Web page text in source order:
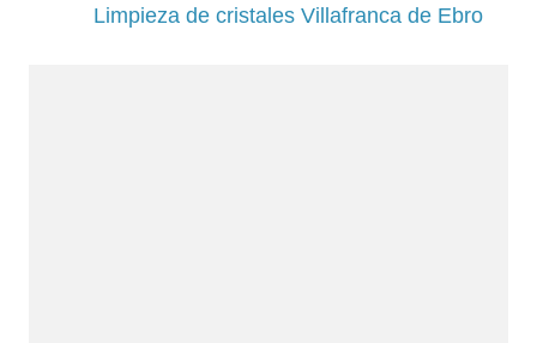
Limpieza de cristales Villafranca de Ebro